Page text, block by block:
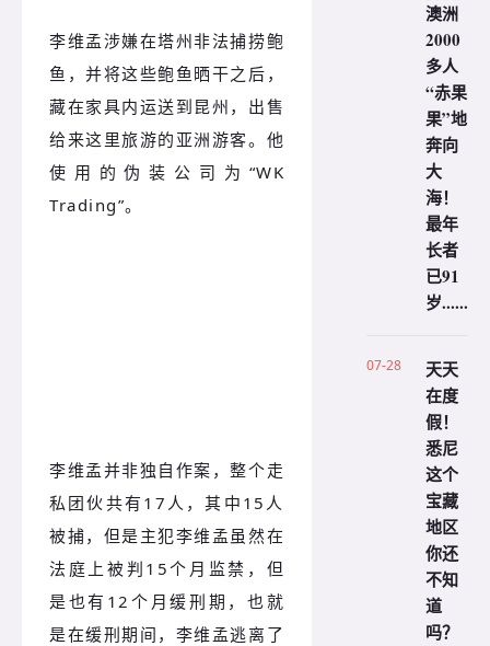
李维孟涉嫌在塔州非法捕捞鲍
鱼，并将这些鲍鱼晒干之后，
藏在家具内运送到昆州，出售
给来这里旅游的亚洲游客。他
使用的伪装公司为 “WK
Trading”。
李维孟并非独自作案，整个走
私团伙共有17人，其中15人
被捕，但是主犯李维孟虽然在
法庭上被判15个月监禁，但
是也有12个月缓刑期，也就
是在缓刑期间，李维孟逃离了
澳洲
2000
多人
“赤果
果”地
奔向
大
海！
最年
长者
已91
岁......
07-28
天天
在度
假！
悉尼
这个
宝藏
地区
你还
不知
道
吗？